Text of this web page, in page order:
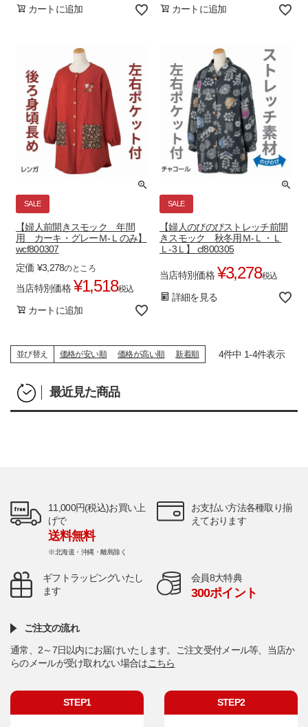
カートに追加 カートに追加
SALE
【婦人前開きスモック 年間
用 カーキ・グレーＭ-Ｌのみ】
wcf800307
定価 ¥3,278のところ
当店特別価格 ¥1,518税込
カートに追加
SALE
【婦人のびのびストレッチ前開
きスモック 秋冬用Ｍ-Ｌ・Ｌ
Ｌ-3Ｌ】 cf800305
当店特別価格 ¥3,278税込
詳細を見る
並び替え 価格が安い順 価格が高い順 新着順 4件中 1-4件表示
最近見た商品
11,000円(税込)お買い上
げで
送料無料
※北海道・沖縄・離島除く
お支払い方法各種取り揃
えております
ギフトラッピングいたし
ます
会員8大特典
300ポイント
ご注文の流れ
通常、2～7日以内にお届けいたします。ご注文受付メール等、当店か
らのメールが受け取れない場合はこちら
STEP1 STEP2